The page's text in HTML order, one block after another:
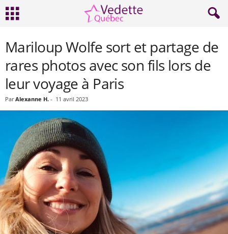
Mariloup Wolfe sort et partage de
rares photos avec son fils lors de
leur voyage à Paris
Par Alexanne H. - 11 avril 2023